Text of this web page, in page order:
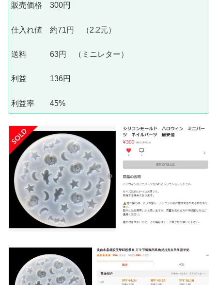
販売価格 300円
仕入れ値 約71円 （2.2元）
送料 63円 （ミニレター）
利益 136円
利益率 45%